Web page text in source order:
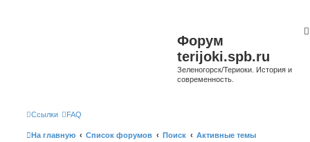
Форум
terijoki.spb.ru
Зеленогорск/Териоки. История и
современность.
Ссылки FAQ
На главную Список форумов Поиск Активные темы